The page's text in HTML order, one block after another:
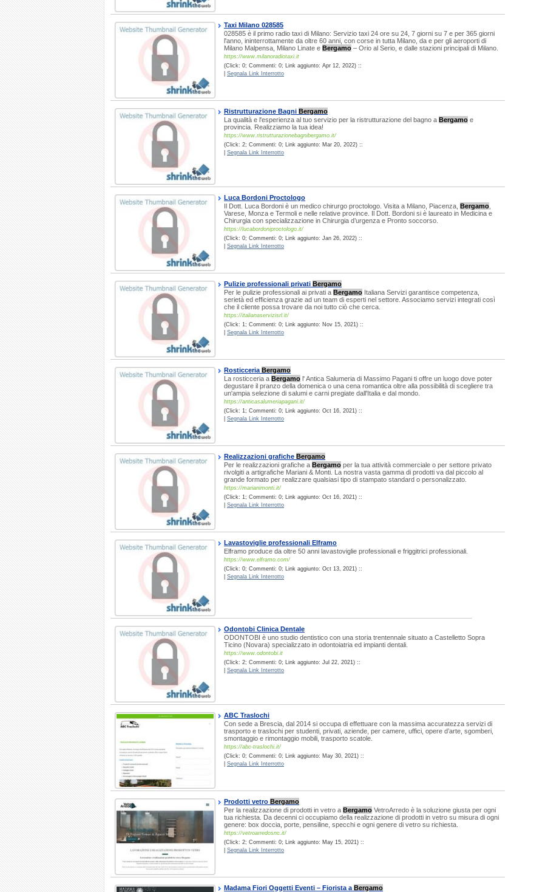
Taxi Milano 028585
028585 è il primo radio taxi di Milano: Servizio taxi 24 ore su 24, 7 giorni su 7 e per 365 giorni
l'anno, ininterrottamente da oltre 60 anni, con corse in tutta Milano, da e per gli aeroporti di
Milano Malpensa, Milano Linate e Bergamo – Orio al Serio, e dalle stazioni principali di Milano.
https://www.milanoradiotaxi.it
(Click: 0; Commenti: 0; Link aggiunto: Apr 12, 2022) ::
Segnala Link Interrotto
Ristrutturazione Bagni Bergamo
La qualità e l'esperienza al tuo servizio per la ristrutturazione del bagno a Bergamo e
provincia. Realizziamo la tua idea!
https://www.ristrutturazionebagnibergamo.it/
(Click: 2; Commenti: 0; Link aggiunto: Mar 20, 2022) ::
Segnala Link Interrotto
Luca Bordoni Proctologo
Il Dott. Luca Bordoni è un medico chirurgo proctologo. Visita a Milano, Piacenza, Bergamo
Varese, Monza e Termoli e nelle relative province. Il Dott. Bordoni si è laureato in Medicina e
Chirurgia con specializzazione in Chirurgia d’urgenza e Pronto soccorso.
https://lucabordoniproctologo.it/
(Click: 0; Commenti: 0; Link aggiunto: Jan 26, 2022) ::
Segnala Link Interrotto
Pulizie professionali privati Bergamo
Per le pulizie professionali ai privati a Bergamo Italiana Servizi garantisce competenza,
serietà ed efficienza grazie ad un team di esperti nel settore. Associamo servizi integrati così
che il cliente possa trovare da noi tutto ciò che cerca.
https://italianaservizisrl.it/
(Click: 1; Commenti: 0; Link aggiunto: Nov 15, 2021) ::
Segnala Link Interrotto
Rosticceria Bergamo
La rosticceria a Bergamo l' Antica Salumeria di Massimo Pagani ti offre un luogo dove poter
degustare il pranzo della domenica o una cena romantica oltre alla possibilità di scegliere tra
un'ampia selezione di salumi e carni pregiate dall'Italia e dal mondo.
https://anticasalumeriapagani.it/
(Click: 1; Commenti: 0; Link aggiunto: Oct 16, 2021) ::
Segnala Link Interrotto
Realizzazioni grafiche Bergamo
Per le realizzazioni grafiche a Bergamo per la tua attività commerciale o per settore privato
rivolgiti a artigrafiche Mariani & Monti. La nostra vasta gamma di prodotti va dal piccolo al
grande formato per realizzare qualsiasi tipo di stampato standard o personalizzato.
https://marianimonti.it/
(Click: 1; Commenti: 0; Link aggiunto: Oct 16, 2021) ::
Segnala Link Interrotto
Lavastoviglie professionali Elframo
Elframo produce da oltre 50 anni lavastoviglie professionali e friggitrici professionali.
https://www.elframo.com/
(Click: 0; Commenti: 0; Link aggiunto: Oct 13, 2021) ::
Segnala Link Interrotto
Odontobi Clinica Dentale
ODONTOBI è uno studio dentistico con una storia trentennale situato a Castelletto Sopra
Ticino (Novara) specializzato in odontoiatria ed impianti dentali.
https://www.odontobi.it
(Click: 2; Commenti: 0; Link aggiunto: Jul 22, 2021) ::
Segnala Link Interrotto
ABC Traslochi
Con sede a Brescia, dal 2014 si occupa di effettuare con la massima accuratezza servizi di
trasporto e traslochi per studenti, privati, aziende, per camere, uffici, opere d’arte, sgomberi,
smontaggio e rimontaggio mobili, trasporto scatole.
https://abc-traslochi.it/
(Click: 0; Commenti: 0; Link aggiunto: May 30, 2021) ::
Segnala Link Interrotto
Prodotti vetro Bergamo
Per la realizzazione di prodotti in vetro a Bergamo VetroArredo è la soluzione giusta per ogni
tua richiesta. Da decenni ci occupiamo della realizzazione di prodotti in vetro su misura di ogni
genere: box doccia, porte, pensiline, specchi e ogni genere di vetro su richiesta.
https://vetroarredosnc.it/
(Click: 2; Commenti: 0; Link aggiunto: May 15, 2021) ::
Segnala Link Interrotto
Madama Fiori Oggetti Eventi – Fiorista a Bergamo